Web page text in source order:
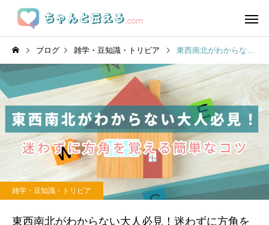
ブログ 雑学・豆知識・トリビア 東西南北がわからない大人必見！迷わずに方角を覚える簡単なコツ
雑学・豆知識・トリビア
東西南北がわからない大人必見！迷わずに方角を